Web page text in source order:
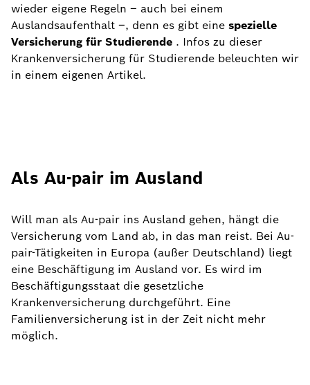
wieder eigene Regeln – auch bei einem
Auslandsaufenthalt –, denn es gibt eine spezielle
Versicherung für Studierende . Infos zu dieser
Krankenversicherung für Studierende beleuchten wir
in einem eigenen Artikel.
Als Au-pair im Ausland
Will man als Au-pair ins Ausland gehen, hängt die
Versicherung vom Land ab, in das man reist. Bei Au-
pair-Tätigkeiten in Europa (außer Deutschland) liegt
eine Beschäftigung im Ausland vor. Es wird im
Beschäftigungsstaat die gesetzliche
Krankenversicherung durchgeführt. Eine
Familienversicherung ist in der Zeit nicht mehr
möglich.